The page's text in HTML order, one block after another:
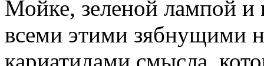
Мойке, зеленой лампой и
всеми этими зябнущими
кариатидами смысла,